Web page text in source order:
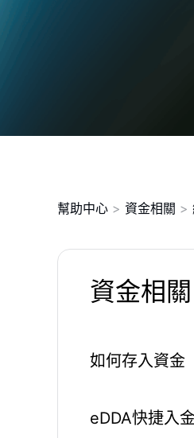
幫助中心 > 資金相關 >
資金相關
如何存入資金
eDDA快捷入